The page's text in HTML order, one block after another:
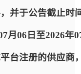
并于公告截止时
月06日至2026
台注册的供应